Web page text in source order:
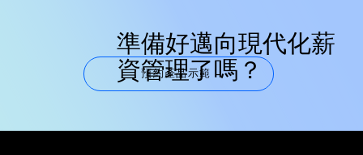
預約產品示範
準備好邁向現代化薪
資管理了嗎？